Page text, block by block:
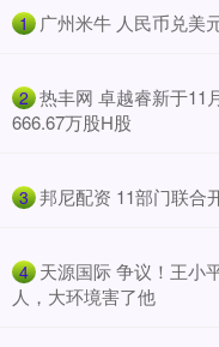
1 广州米牛 人民币兑美
2 热丰网 卓越睿新于11
666.67万股H股
3 邦尼配资 11部门联合
4 天源国际 争议！王小
人，大环境害了他